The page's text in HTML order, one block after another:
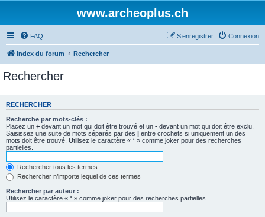
www.archeoplus.ch
FAQ Connexion
S’enregistrer
Index du forum Rechercher
Rechercher
RECHERCHER
Recherche par mots-clés :
Placez un + devant un mot qui doit être trouvé et un - devant un mot qui doit être exclu.
Saisissez une suite de mots séparés par des | entre crochets si uniquement un des
mots doit être trouvé. Utilisez le caractère « * » comme joker pour des recherches
partielles.
Rechercher tous les termes
Rechercher n’importe lequel de ces termes
Rechercher par auteur :
Utilisez le caractère « * » comme joker pour des recherches partielles.